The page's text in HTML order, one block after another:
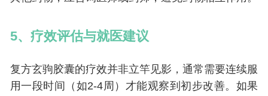
5、疗效评估与就医建议
复方玄驹胶囊的疗效并非立竿见影，通常需要连续服
用一段时间（如2-4周）才能观察到初步改善。如果